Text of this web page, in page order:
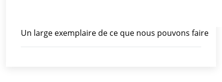
Un large exemplaire de ce que nous pouvons faire